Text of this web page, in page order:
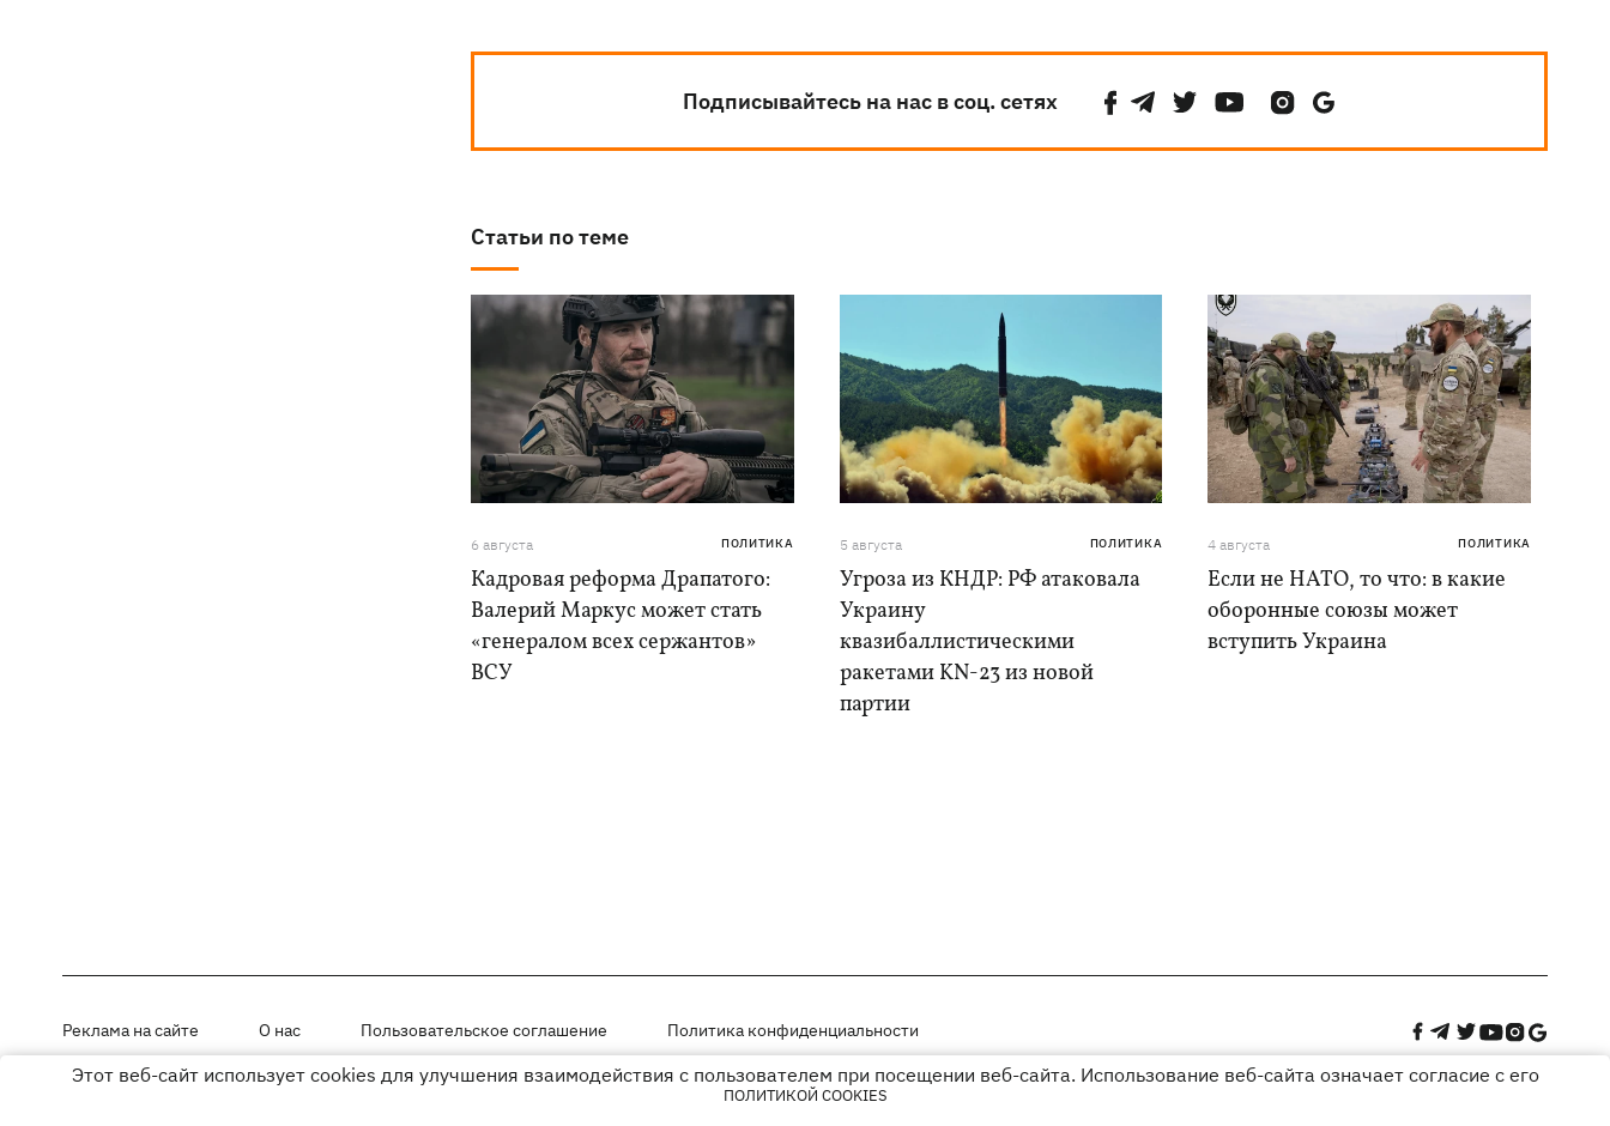
Подписывайтесь на нас в соц. сетях
Статьи по теме
6 августа ПОЛИТИКА
Кадровая реформа Драпатого:
Валерий Маркус может стать
«генералом всех сержантов»
ВСУ
5 августа ПОЛИТИКА
Угроза из КНДР: РФ атаковала
Украину
квазибаллистическими
ракетами KN-23 из новой
партии
4 августа ПОЛИТИКА
Если не НАТО, то что: в какие
оборонные союзы может
вступить Украина
Реклама на сайте О нас Пользовательское соглашение Политика конфиденциальности
Материалы под рубриками «Новости компании», «PR» и «Факт» размещены на правах рекламы
Этот веб-сайт использует cookies для улучшения взаимодействия с пользователем при посещении веб-сайта. Использование веб-сайта означает согласие с его
ПОЛИТИКОЙ COOKIES